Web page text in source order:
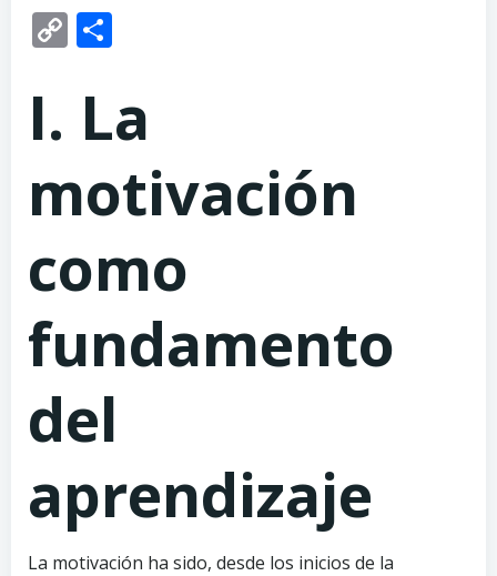
Copy
Link
I. La
motivación
como
fundamento
del
aprendizaje
La motivación ha sido, desde los inicios de la